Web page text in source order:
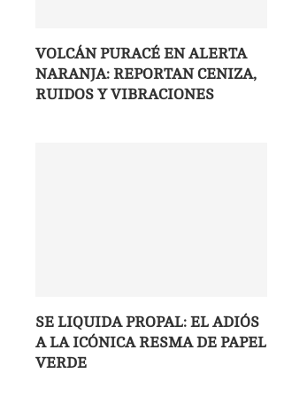
VOLCÁN PURACÉ EN ALERTA
NARANJA: REPORTAN CENIZA,
RUIDOS Y VIBRACIONES
SE LIQUIDA PROPAL: EL ADIÓS
A LA ICÓNICA RESMA DE PAPEL
VERDE